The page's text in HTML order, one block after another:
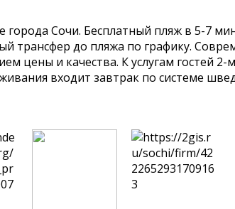
Сочи. Бесплатный пляж в 5-7
цены и качества. К услугам гостей
входит завтрак по системе
и кавказской кухни.Для
с подогревом, бильярд, сауна,